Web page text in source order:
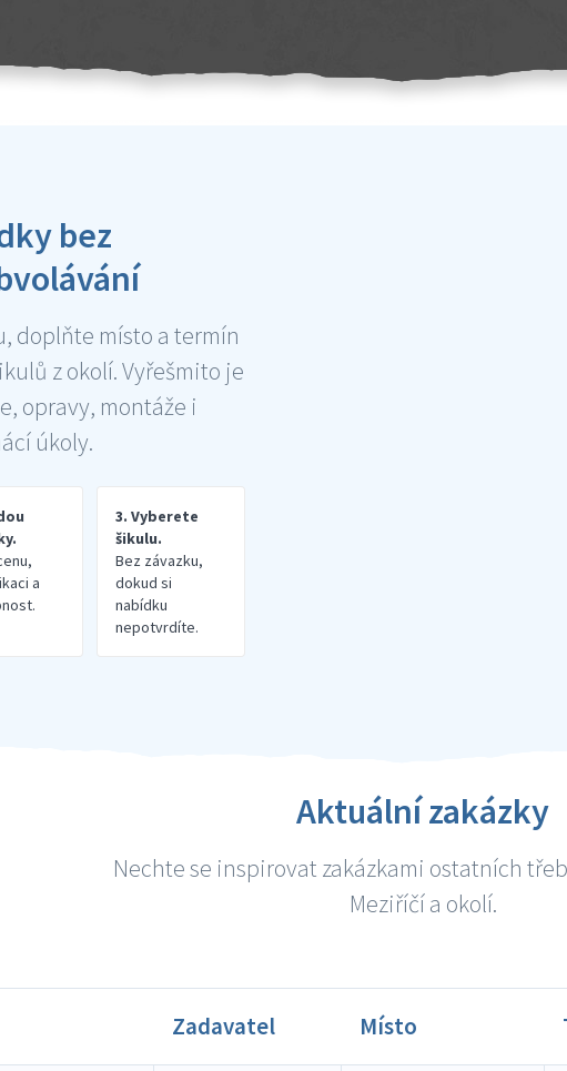
bez
doplňte místo a termín
z okolí. Vyřešmito je
opravy, montáže i
úkoly.
a
3. Vyberete
šikulu.
Bez závazku,
dokud si
nabídku
nepotvrdíte.
Aktuální zakázky
Nechte se inspirovat zakázkami ostatních
Meziříčí a okolí.
Zadavatel Místo